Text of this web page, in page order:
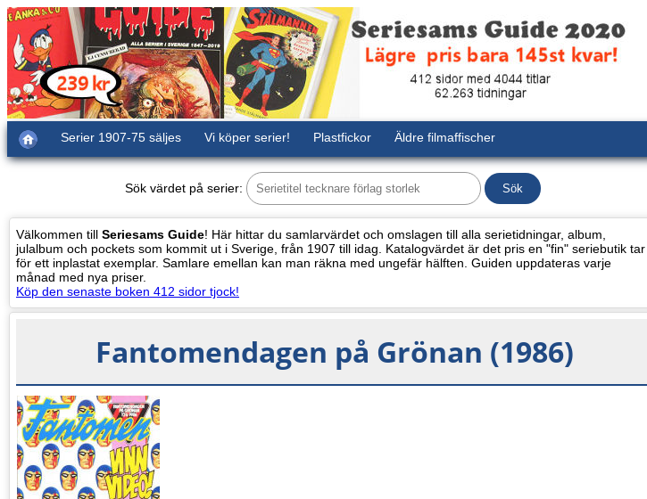
Serier 1907-75 säljes Vi köper serier! Plastfickor Äldre filmaffischer
Sök värdet på serier:
Välkommen till Seriesams Guide! Här hittar du samlarvärdet och omslagen till alla serietidningar, album,
julalbum och pockets som kommit ut i Sverige, från 1907 till idag. Katalogvärdet är det pris en "fin" seriebutik tar
för ett inplastat exemplar. Samlare emellan kan man räkna med ungefär hälften. Guiden uppdateras varje
månad med nya priser.
Köp den senaste boken 412 sidor tjock!
Fantomendagen på Grönan (1986)